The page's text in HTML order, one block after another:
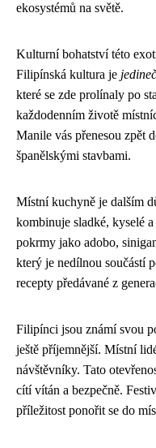
ekosystémů na světě.
Kulturní bohatství této
Filipínská kultura je
které se zde prolínaly po
každodenním životě
Manile vás přenesou zpět
španělskými stavbami.
Místní kuchyně je dalším
kombinuje sladké, kyselé
pokrmy jako adobo,
který je nedílnou součástí
recepty předávané z
Filipínci jsou známí svou
ještě příjemnější. Místní
návštěvníky. Tato
cítí vítán a bezpečně.
příležitost ponořit se do